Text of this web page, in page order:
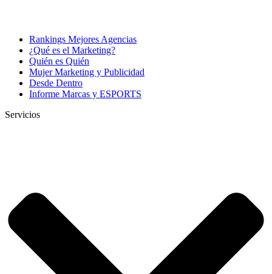
Rankings Mejores Agencias
¿Qué es el Marketing?
Quién es Quién
Mujer Marketing y Publicidad
Desde Dentro
Informe Marcas y ESPORTS
Servicios